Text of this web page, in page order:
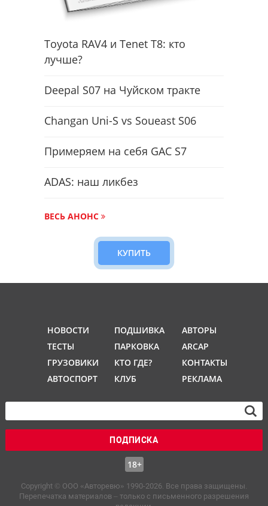
Toyota RAV4 и Tenet T8: кто
лучше?
Deepal S07 на Чуйском тракте
Changan Uni-S vs Soueast S06
Примеряем на себя GAC S7
ADAS: наш ликбез
ВЕСЬ АНОНС
КУПИТЬ
НОВОСТИ
ТЕСТЫ
ГРУЗОВИКИ
АВТОСПОРТ
ПОДШИВКА
ПАРКОВКА
КТО ГДЕ?
КЛУБ
АВТОРЫ
ARCAP
КОНТАКТЫ
РЕКЛАМА
ПОДПИСКА
18+
Copyright © OOO «Авторевю» 1990-2026. Все права защищены.
Перепечатка материалов – только с письменного разрешения